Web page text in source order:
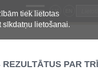
tiek lietotas
sīkdatņu lietošanai.
LV
PAR